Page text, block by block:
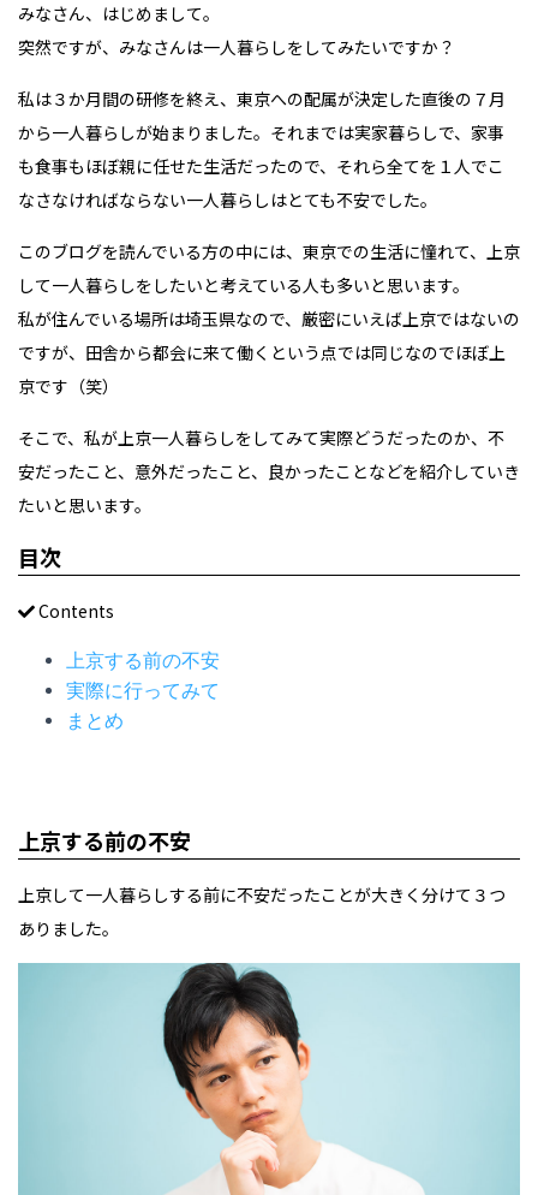
みなさん、はじめまして。
突然ですが、みなさんは一人暮らしをしてみたいですか？
私は３か月間の研修を終え、東京への配属が決定した直後の７月
から一人暮らしが始まりました。それまでは実家暮らしで、家事
も食事もほぼ親に任せた生活だったので、それら全てを１人でこ
なさなければならない一人暮らしはとても不安でした。
このブログを読んでいる方の中には、東京での生活に憧れて、上京
して一人暮らしをしたいと考えている人も多いと思います。
私が住んでいる場所は埼玉県なので、厳密にいえば上京ではないの
ですが、田舎から都会に来て働くという点では同じなのでほぼ上
京です（笑）
そこで、私が上京一人暮らしをしてみて実際どうだったのか、不
安だったこと、意外だったこと、良かったことなどを紹介していき
たいと思います。
目次
Contents
上京する前の不安
実際に行ってみて
まとめ
上京する前の不安
上京して一人暮らしする前に不安だったことが大きく分けて３つ
ありました。